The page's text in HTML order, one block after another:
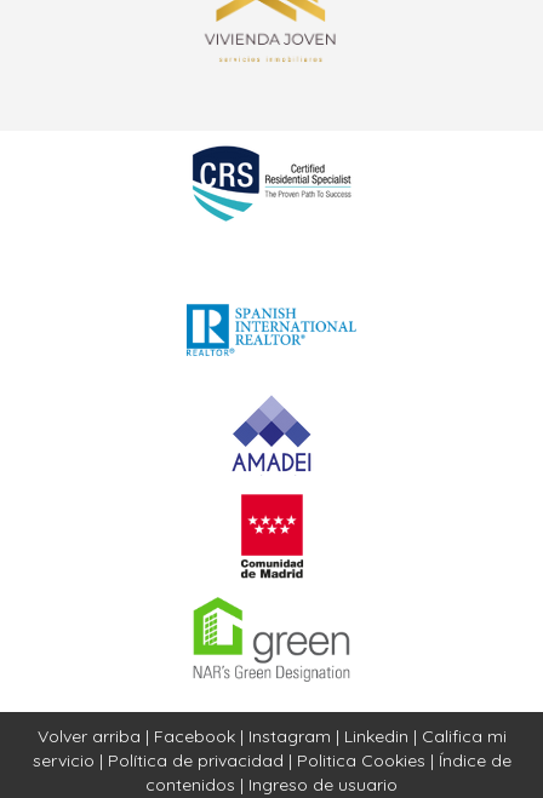
Volver arriba | Facebook| Instagram | Linkedin | Califica mi
servicio | Política de privacidad | Politica Cookies | Índice de
contenidos | Ingreso de usuario